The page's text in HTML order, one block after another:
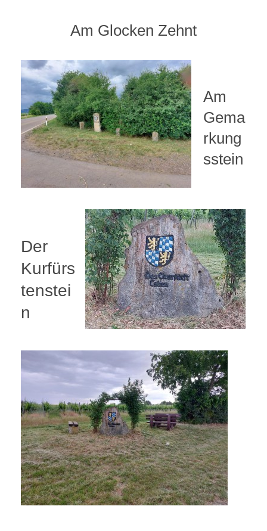
Am Glocken Zehnt
Am
Gema
rkung
sstein
Der
Kurfürs
tenstei
n